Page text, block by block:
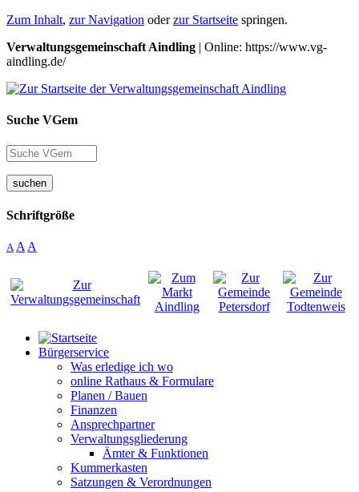
Zum Inhalt, zur Navigation oderzur Startseite springen.
Verwaltungsgemeinschaft Aindling | Online: https://www.vg-
aindling.de/
Suche VGem
suchen
Schriftgröße
A A A
Bürgerservice
Was erledige ich wo
online Rathaus & Formulare
Planen / Bauen
Finanzen
Ansprechpartner
Verwaltungsgliederung
Ämter & Funktionen
Kummerkasten
Satzungen & Verordnungen